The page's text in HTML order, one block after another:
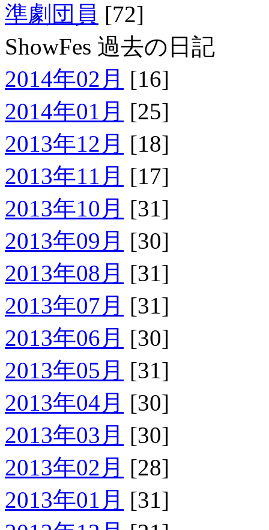
準劇団員 [72]
ShowFes 過去の日記
2014年02月 [16]
2014年01月 [25]
2013年12月 [18]
2013年11月 [17]
2013年10月 [31]
2013年09月 [30]
2013年08月 [31]
2013年07月 [31]
2013年06月 [30]
2013年05月 [31]
2013年04月 [30]
2013年03月 [30]
2013年02月 [28]
2013年01月 [31]